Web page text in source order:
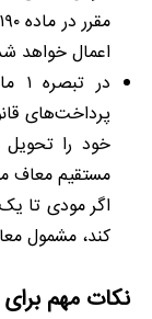
اعمال خواهد
پرداخت‌های
مستقیم معاف
اگر مودی تا
کند، مشمول معافیت ۴۰ درصدی از جرایم
نکات مهم